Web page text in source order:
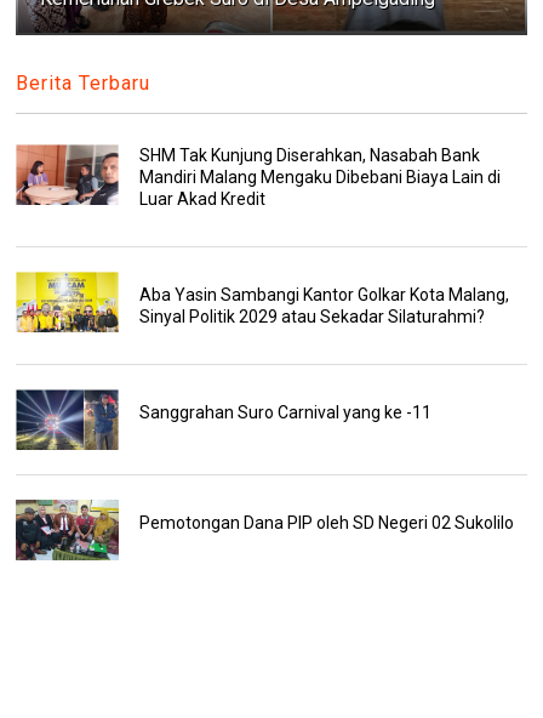
Berita Terbaru
SHM Tak Kunjung Diserahkan, Nasabah Bank
Mandiri Malang Mengaku Dibebani Biaya Lain di
Luar Akad Kredit
Aba Yasin Sambangi Kantor Golkar Kota Malang,
Sinyal Politik 2029 atau Sekadar Silaturahmi?
Sanggrahan Suro Carnival yang ke -11
Pemotongan Dana PIP oleh SD Negeri 02 Sukolilo